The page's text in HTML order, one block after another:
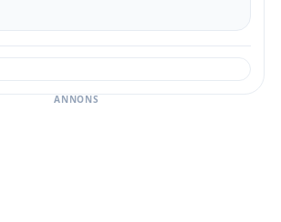
ANNONS